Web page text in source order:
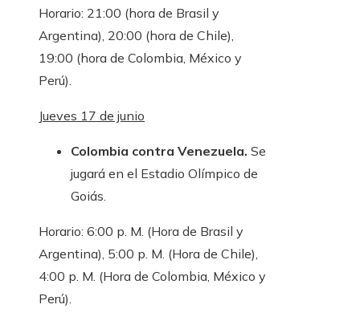
Horario: 21:00 (hora de Brasil y
Argentina), 20:00 (hora de Chile),
19:00 (hora de Colombia, México y
Perú).
Jueves 17 de junio
Colombia contra Venezuela. Se
jugará en el Estadio Olímpico de
Goiás.
Horario: 6:00 p. M. (Hora de Brasil y
Argentina), 5:00 p. M. (Hora de Chile),
4:00 p. M. (Hora de Colombia, México y
Perú).